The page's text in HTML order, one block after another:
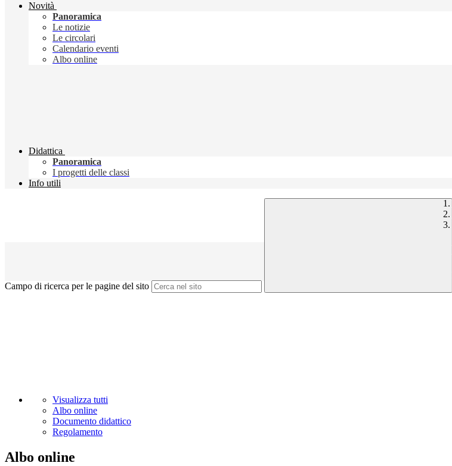
Novità
Panoramica
Le notizie
Le circolari
Calendario eventi
Albo online
Didattica
Panoramica
I progetti delle classi
Info utili
Campo di ricerca per le pagine del sito
Visualizza tutti
Albo online
Documento didattico
Regolamento
Albo online